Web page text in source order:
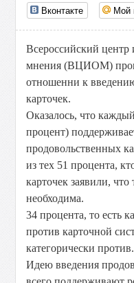
Вконтакте Мой
Всероссийский центр
мнения (ВЦИОМ)
отношенни к
карточек.
Оказалось, что
процент)
продовольственных
из тех 51 процента,
карточек заявили, что
необходима.
34 процента, то есть
против карточной
категорически против.
Идею введения